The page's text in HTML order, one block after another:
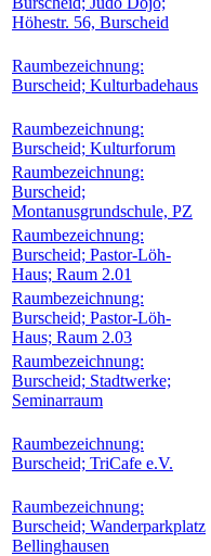
Höhestr. 56, Burscheid
Raumbezeichnung:
Burscheid; Kulturbadehaus
Raumbezeichnung:
Burscheid; Kulturforum
Raumbezeichnung:
Burscheid;
Montanusgrundschule, PZ
Raumbezeichnung:
Burscheid; Pastor-Löh-
Haus; Raum 2.01
Raumbezeichnung:
Burscheid; Pastor-Löh-
Haus; Raum 2.03
Raumbezeichnung:
Burscheid; Stadtwerke;
Seminarraum
Raumbezeichnung:
Burscheid; TriCafe e.V.
Raumbezeichnung:
Burscheid; Wanderparkplatz
Bellinghausen